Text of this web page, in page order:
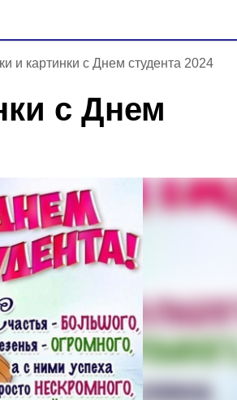
и картинки с Днем студента 2024
с Днем